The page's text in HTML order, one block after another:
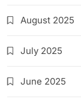
August 2025
July 2025
June 2025